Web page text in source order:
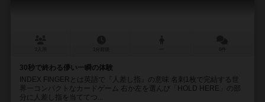
30秒で終わる儚い一瞬の体験
INDEX FINGERとは英語で『人差し指』の意味 名刺1枚で完結する世
界一コンパクトなカードゲーム 右か左を選んび「HOLD HERE」の部
分に人差し指を当ててつ...